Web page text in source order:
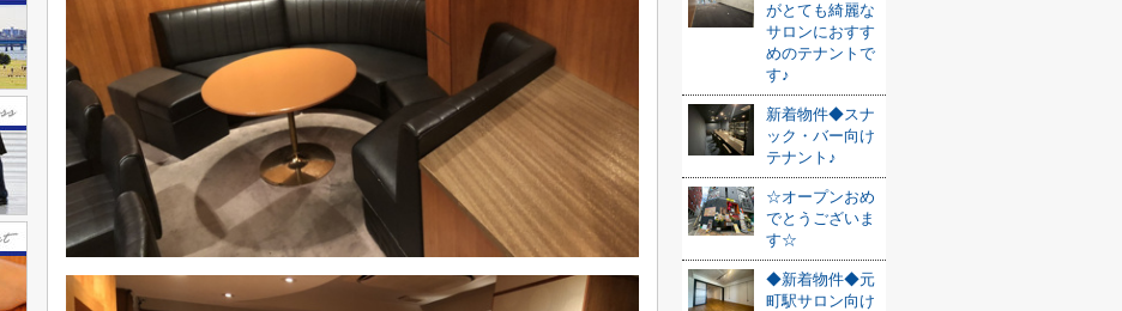
がとても綺麗な
サロンにおすす
めのテナントで
す♪
新着物件◆スナ
ック・バー向け
テナント♪
☆オープンおめ
でとうございま
す☆
◆新着物件◆元
町駅サロン向け